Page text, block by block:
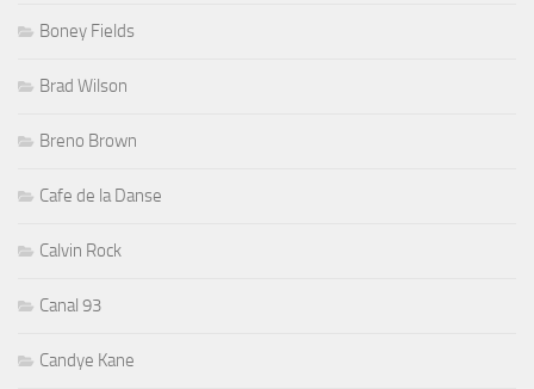
Boney Fields
Brad Wilson
Breno Brown
Cafe de la Danse
Calvin Rock
Canal 93
Candye Kane